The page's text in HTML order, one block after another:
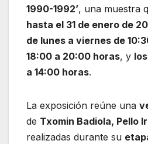
1990-1992’, una muestra
hasta el 31 de enero de
de lunes a viernes de
18:00 a 20:00 horas, y
a 14:00 horas.
La exposición reúne una
de Txomin Badiola, Pello
realizadas durante su